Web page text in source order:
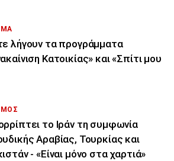
λήγουν τα προγράμματα
Κατοικίας» και «Σπίτι μου
το Ιράν τη συμφωνία
Αραβίας, Τουρκίας και
- «Είναι μόνο στα χαρτιά»